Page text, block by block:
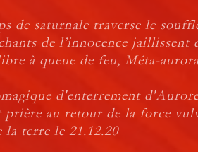
de saturnale traverse le
de l’innocence jaillissent
à queue de feu, Méta-
d'enterrement
prière au retour de la force
la terre le 21.12.20